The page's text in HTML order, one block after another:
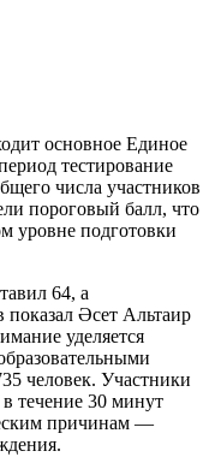
основное Единое
тестирование
числа участников
пороговый балл, что
уровне подготовки
64, а
показал Әсет Альтаир
уделяется
человек. Участники
течение 30 минут
причинам —